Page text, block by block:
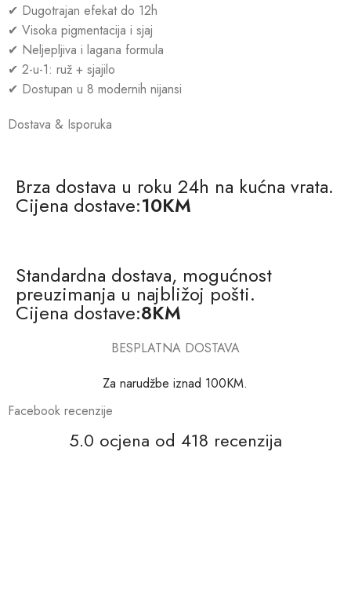
✔ Dugotrajan efekat do 12h
✔ Visoka pigmentacija i sjaj
✔ Neljepljiva i lagana formula
✔ 2-u-1: ruž + sjajilo
✔ Dostupan u 8 modernih nijansi
Dostava & Isporuka
Brza dostava u roku 24h na kućna vrata.
Cijena dostave:10KM
Standardna dostava, mogućnost
preuzimanja u najbližoj pošti.
Cijena dostave:8KM
BESPLATNA DOSTAVA
Za narudžbe iznad 100KM.
Facebook recenzije
5.0 ocjena od 418 recenzija